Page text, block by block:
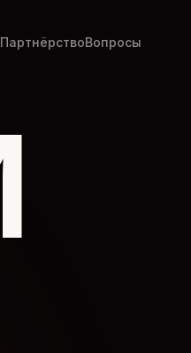
ПартнёрствоВопросы